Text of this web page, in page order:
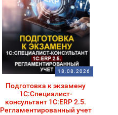
18.08.2026
Подготовка к экзамену
1С:Специалист-
консультант 1С:ERP 2.5.
Регламентированный учет